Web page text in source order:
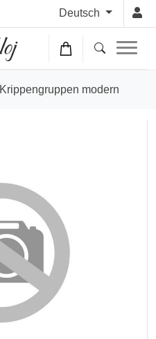
Deutsch
Krippengruppen modern